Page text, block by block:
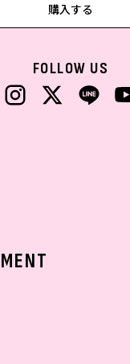
購入する
FOLLOW US